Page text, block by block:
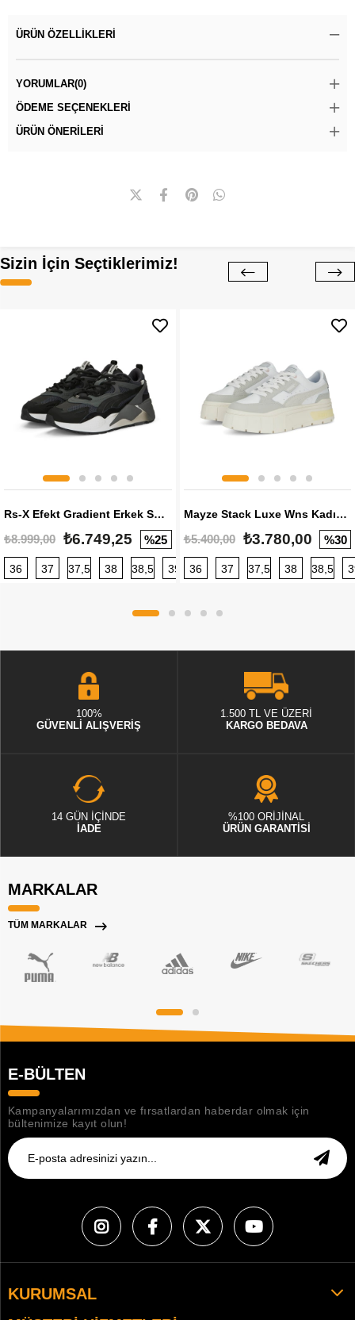
ÜRÜN ÖZELLIKLERI
YORUMLAR(0)
ÖDEME SEÇENEKLERI
ÜRÜN ÖNERILERI
Sizin İçin Seçtiklerimiz!
Rs-X Efekt Gradient Erkek Sneaker
₺8.999,00 ₺6.749,25 %25
36 37 37,5 38 38,5 39 40 40,5 41 42 42,5
Mayze Stack Luxe Wns Kadın Sneaker
₺5.400,00 ₺3.780,00 %30
36 37 37,5 38 38,5
100%
GÜVENLİ ALIŞVERİŞ
1.500 TL VE ÜZERİ
KARGO BEDAVA
14 GÜN İÇİNDE
İADE
%100 ORİJİNAL
ÜRÜN GARANTİSİ
MARKALAR
TÜM MARKALAR
E-BÜLTEN
Kampanyalarımızdan ve fırsatlardan haberdar olmak için
bültenimize kayıt olun!
KURUMSAL